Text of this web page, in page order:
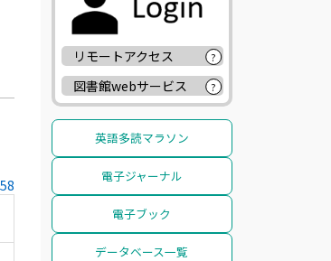
リモートアクセス ?
図書館webサービス ?
英語多読マラソン
電子ジャーナル
電子ブック
データベース一覧